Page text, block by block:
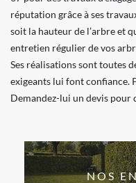
réputation grâce à ses
soit la hauteur de l’arbre et
entretien régulier de vos
Ses réalisations sont toutes
exigeants lui font confiance.
Demandez-lui un devis pour
NOS